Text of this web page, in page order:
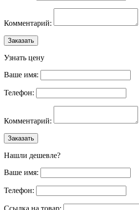
Комментарий:
Заказать
Узнать цену
Ваше имя:
Телефон:
Комментарий:
Заказать
Нашли дешевле?
Ваше имя:
Телефон: